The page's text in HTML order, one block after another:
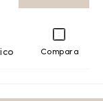
Compara